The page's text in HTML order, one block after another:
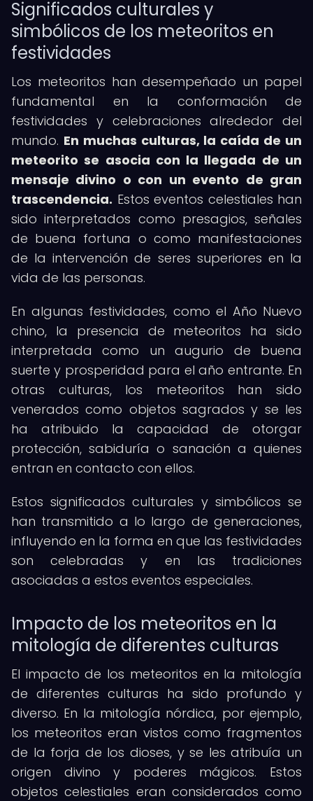
Significados culturales y
simbólicos de los meteoritos en
festividades
Los meteoritos han desempeñado un papel
fundamental en la conformación de
festividades y celebraciones alrededor del
mundo. En muchas culturas, la caída de un
meteorito se asocia con la llegada de un
mensaje divino o con un evento de gran
trascendencia. Estos eventos celestiales han
sido interpretados como presagios, señales
de buena fortuna o como manifestaciones
de la intervención de seres superiores en la
vida de las personas.
En algunas festividades, como el Año Nuevo
chino, la presencia de meteoritos ha sido
interpretada como un augurio de buena
suerte y prosperidad para el año entrante. En
otras culturas, los meteoritos han sido
venerados como objetos sagrados y se les
ha atribuido la capacidad de otorgar
protección, sabiduría o sanación a quienes
entran en contacto con ellos.
Estos significados culturales y simbólicos se
han transmitido a lo largo de generaciones,
influyendo en la forma en que las festividades
son celebradas y en las tradiciones
asociadas a estos eventos especiales.
Impacto de los meteoritos en la
mitología de diferentes culturas
El impacto de los meteoritos en la mitología
de diferentes culturas ha sido profundo y
diverso. En la mitología nórdica, por ejemplo,
los meteoritos eran vistos como fragmentos
de la forja de los dioses, y se les atribuía un
origen divino y poderes mágicos. Estos
objetos celestiales eran considerados como